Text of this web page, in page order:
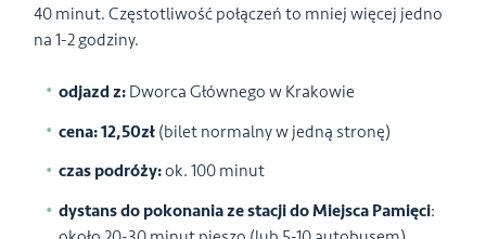
40 minut. Częstotliwość połączeń to mniej więcej jedno
na 1-2 godziny.
odjazd z: Dworca Głównego w Krakowie
cena: 12,50zł (bilet normalny w jedną stronę)
czas podróży:ok. 100 minut
dystans do pokonania ze stacji do Miejsca Pamięci: